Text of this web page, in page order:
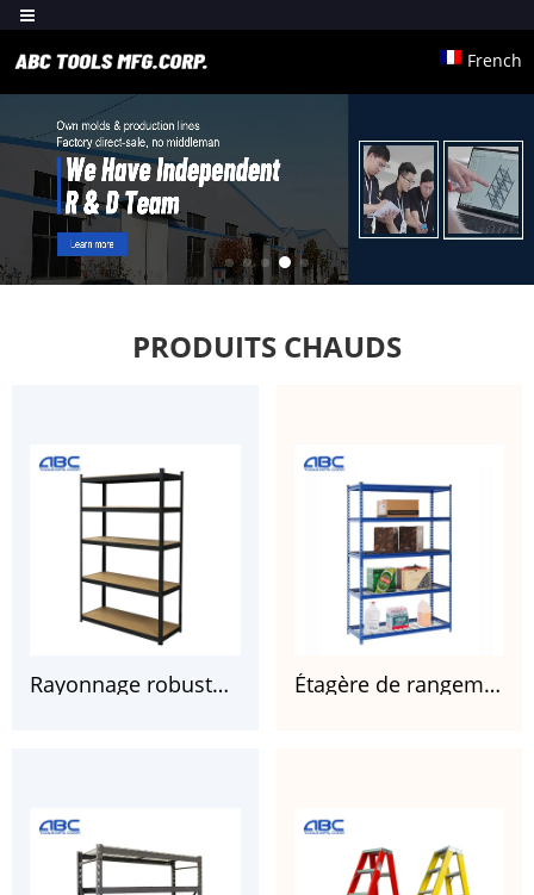
French
PRODUITS CHAUDS
Rayonnage robuste en acier galvanisé peint sans boulons à 5 couches pour garages Étagère de rangement de garage à 5 tablettes en fil d'acier (91,4 cm de largeur x 46 cm de profondeur x 183 cm de hauteur)